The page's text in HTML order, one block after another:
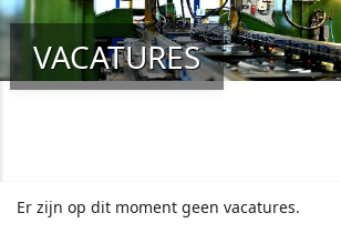
VACATURES
Er zijn op dit moment geen vacatures.